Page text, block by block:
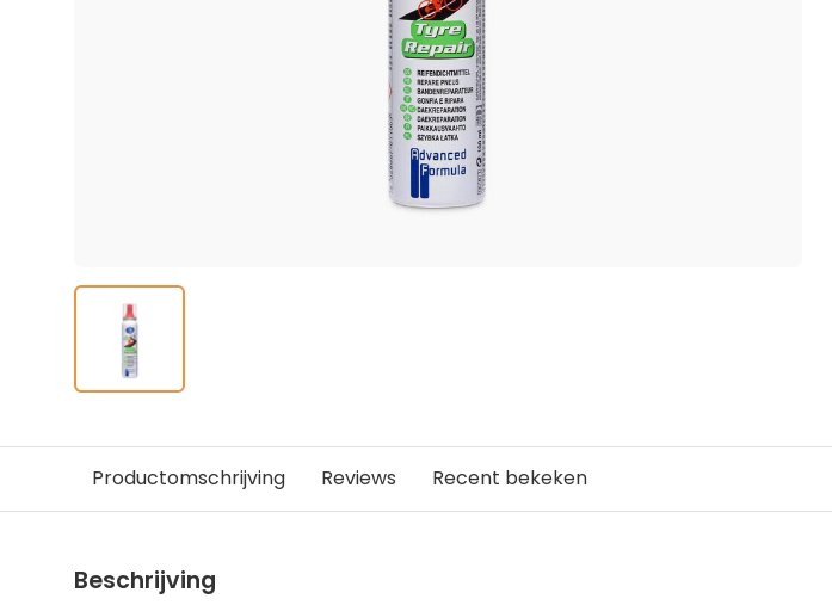
Productomschrijving Reviews Recent bekeken
Beschrijving